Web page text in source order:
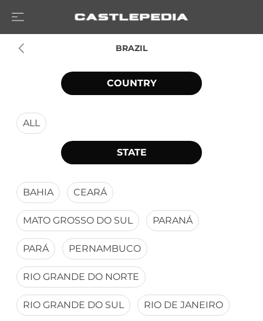
BRAZIL
COUNTRY
ALL
STATE
BAHIA CEARÁ
MATO GROSSO DO SUL PARANÁ
PARÁ PERNAMBUCO
RIO GRANDE DO NORTE
RIO GRANDE DO SUL RIO DE JANEIRO